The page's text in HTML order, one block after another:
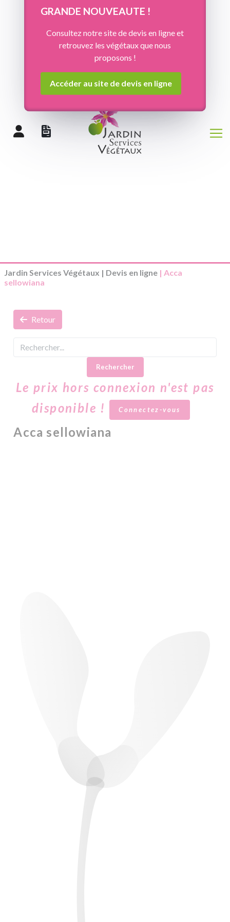
GRANDE NOUVEAUTE !
Consultez notre site de devis en ligne et
retrouvez les végétaux que nous
proposons !
Accéder au site de devis en ligne
Jardin Services Végétaux | Devis en ligne | Acca
sellowiana
Retour
Rechercher
Le prix hors connexion n'est pas
disponible !
Connectez-vous
Acca sellowiana
Panneau de gestion des cookies